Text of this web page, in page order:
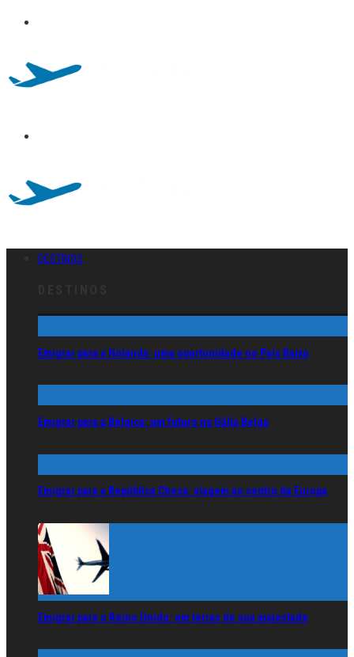
DESTINOS
Emigrar para a Holanda: uma oportunidade no País Baixo
Emigrar para a Bélgica: um futuro na Gália Belga
Emigrar para a República Checa: viagem ao centro da Europa
Emigrar para o Reino Unido: em terras de sua majestade